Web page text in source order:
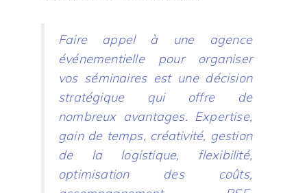
Faire appel à une agence
événementielle pour organiser
vos séminaires est une décision
stratégique qui offre de
nombreux avantages. Expertise,
gain de temps, créativité, gestion
de la logistique, flexibilité,
optimisation des coûts,